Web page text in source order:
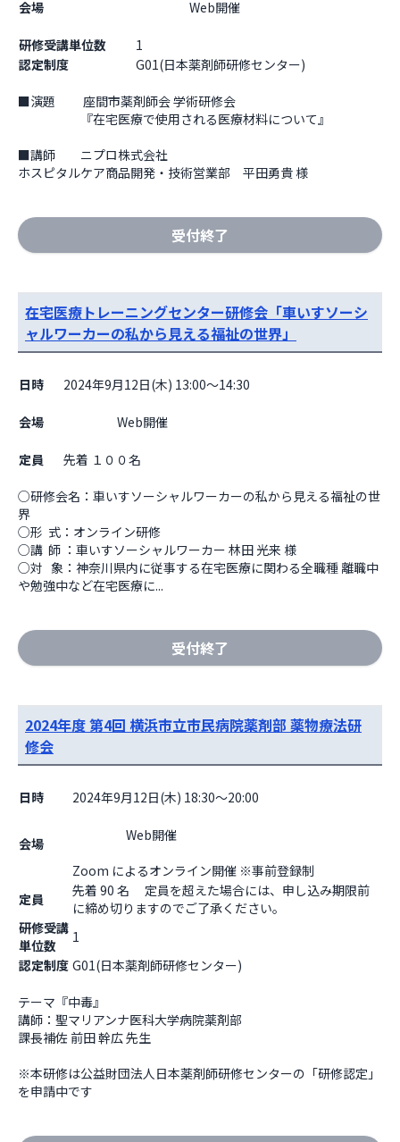
会場
研修受講単位数
1
認定制度
G01(日本薬剤師研修センター)
■演題　　 座間市薬剤師会 学術研修会
『在宅医療で使用される医療材料について』
■講師　　ニプロ株式会社
ホスピタルケア商品開発・技術営業部　平田勇貴 様
受付終了
在宅医療トレーニングセンター研修会「車いすソーシ
ャルワーカーの私から見える福祉の世界」
日時 2024年9月12日(木) 13:00～14:30
会場
定員 先着 １００名
○研修会名：車いすソーシャルワーカーの私から見える福祉の世
界
○形  式：オンライン研修
○講  師 ：車いすソーシャルワーカー 林田 光来 様
○対   象：神奈川県内に従事する在宅医療に関わる全職種 離職中
や勉強中など在宅医療に...
受付終了
2024年度 第4回 横浜市立市民病院薬剤部 薬物療法研
修会
日時 2024年9月12日(木) 18:30～20:00
会場
Zoom によるオンライン開催 ※事前登録制
定員
先着 90 名 定員を超えた場合には、申し込み期限前
に締め切りますのでご了承ください。
研修受講
単位数
1
認定制度 G01(日本薬剤師研修センター)
テーマ『中毒』
講師：聖マリアンナ医科大学病院薬剤部
課長補佐 前田 幹広 先生
※本研修は公益財団法人日本薬剤師研修センターの「研修認定」
を申請中です